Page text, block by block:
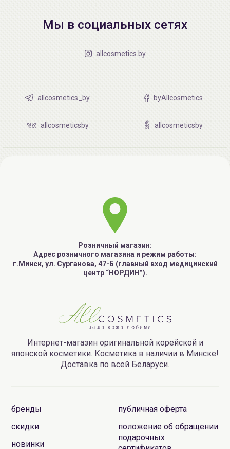
Мы в социальных сетях
allcosmetics.by
allcosmetics_by byAllcosmetics
allcosmeticsby allcosmeticsby
Розничный магазин:
Адрес розничного магазина и режим работы:
г.Минск, ул. Сурганова, 47-Б (главный вход медицинский
центр “НОРДИН”).
Интернет-магазин оригинальной корейской и
японской косметики. Косметика в наличии в Минске!
Доставка по всей Беларуси.
бренды
скидки
новинки
публичная оферта
положение об обращении
подарочных